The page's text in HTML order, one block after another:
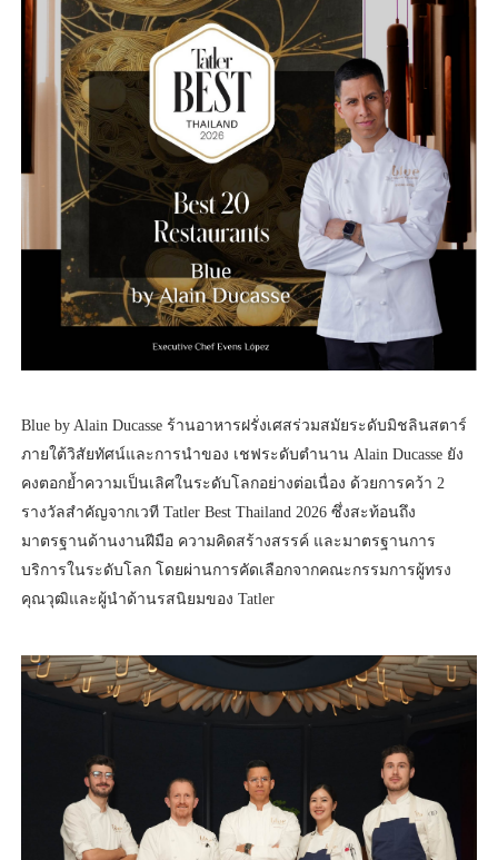
Blue by Alain Ducasse ร้านอาหารฝรั่งเศสร่วมสมัยระดับมิชลินสตาร์
ภายใต้วิสัยทัศน์และการนำของ เชฟระดับตำนาน Alain Ducasse ยัง
คงตอกย้ำความเป็นเลิศในระดับโลกอย่างต่อเนื่อง ด้วยการคว้า 2
รางวัลสำคัญจากเวที Tatler Best Thailand 2026 ซึ่งสะท้อนถึง
มาตรฐานด้านงานฝีมือ ความคิดสร้างสรรค์ และมาตรฐานการ
บริการในระดับโลก โดยผ่านการคัดเลือกจากคณะกรรมการผู้ทรง
คุณวุฒิและผู้นำด้านรสนิยมของ Tatler